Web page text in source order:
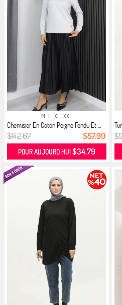
M L XL XXL
Chemisier En Coton Peigné Fendu Et ...
$142.67 $57.99
POUR AUJOURD HUI $34.79